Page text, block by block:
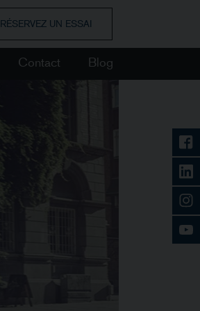
RÉSERVEZ UN ESSAI
Contact Blog